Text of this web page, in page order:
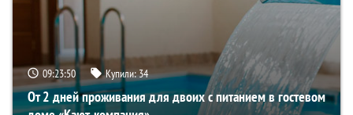
09:23:48 Купили:34
От 2 дней проживания для двоих с питанием в гостевом